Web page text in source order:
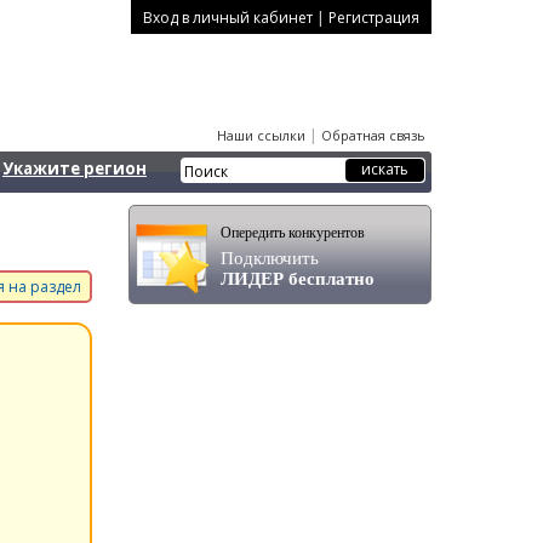
Вход в личный кабинет | Регистрация
Наши ссылки | Обратная связь
Укажите регион
на раздел
Опередить конкурентов
Подключить
ЛИДЕР бесплатно